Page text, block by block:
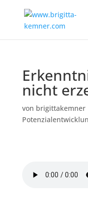
nicht
von brigittakemner